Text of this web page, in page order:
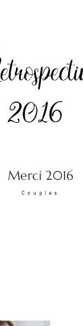
Merci 2016
Couples